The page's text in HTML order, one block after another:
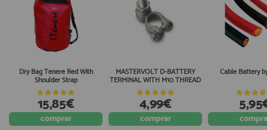
Dry Bag Tenere Red With
Shoulder Strap
15,85€
comprar
MASTERVOLT D-BATTERY
TERMINAL WITH M10 THREAD
4,99€
comprar
Cable Battery